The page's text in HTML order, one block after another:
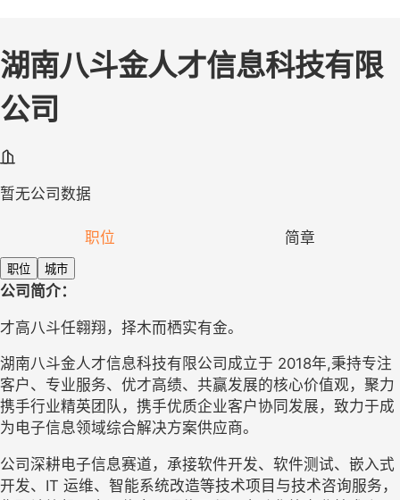
湖南八斗金人才信息科技有限
公司
暂无公司数据
职位 简章
职位 城市
公司简介：
才高八斗任翱翔，择木而栖实有金。
湖南八斗金人才信息科技有限公司成立于 2018年,秉持专注
客户、专业服务、优才高绩、共赢发展的核心价值观，聚力
携手行业精英团队，携手优质企业客户协同发展， 致力于成
为电子信息领域综合解决方案供应商。
公司深耕电子信息赛道 ， 承接软件开发、软件测试、嵌入式
开发、 IT 运维、智能系统改造等技术项目与技术咨询服务，